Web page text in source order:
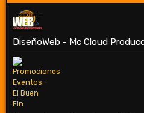
DiseñoWeb - Mc Cloud